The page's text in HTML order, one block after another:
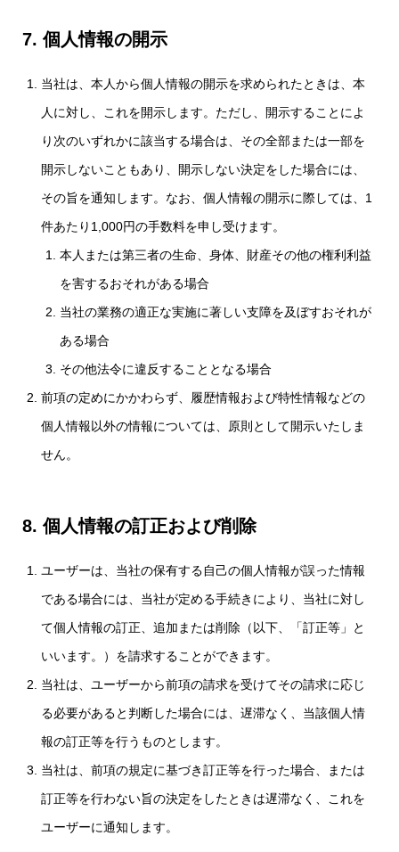
7. 個人情報の開示
当社は、本人から個人情報の開示を求められたときは、本
人に対し、これを開示します。ただし、開示することによ
り次のいずれかに該当する場合は、その全部または一部を
開示しないこともあり、開示しない決定をした場合には、
その旨を通知します。なお、個人情報の開示に際しては、1
件あたり1,000円の手数料を申し受けます。
本人または第三者の生命、身体、財産その他の権利利益
を害するおそれがある場合
当社の業務の適正な実施に著しい支障を及ぼすおそれが
ある場合
その他法令に違反することとなる場合
前項の定めにかかわらず、履歴情報および特性情報などの
個人情報以外の情報については、原則として開示いたしま
せん。
8. 個人情報の訂正および削除
ユーザーは、当社の保有する自己の個人情報が誤った情報
である場合には、当社が定める手続きにより、当社に対し
て個人情報の訂正、追加または削除（以下、「訂正等」と
いいます。）を請求することができます。
当社は、ユーザーから前項の請求を受けてその請求に応じ
る必要があると判断した場合には、遅滞なく、当該個人情
報の訂正等を行うものとします。
当社は、前項の規定に基づき訂正等を行った場合、または
訂正等を行わない旨の決定をしたときは遅滞なく、これを
ユーザーに通知します。